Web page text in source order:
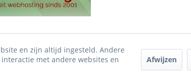
en zijn altijd ingesteld. Andere
met andere websites en
Afwijzen